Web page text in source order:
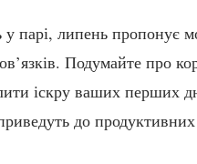
парі, липень пропонує
Подумайте про
іскру ваших перших
до продуктивних